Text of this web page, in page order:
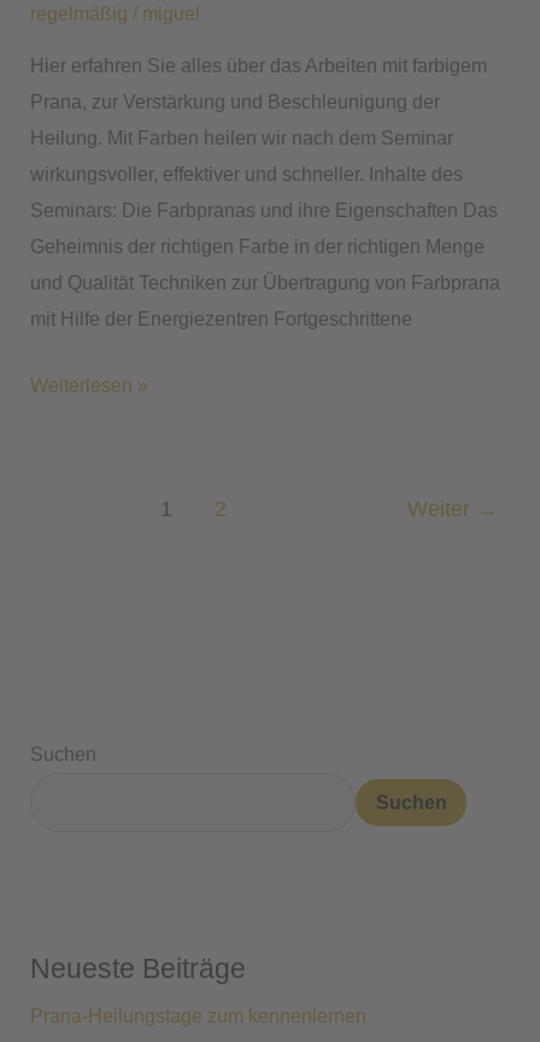
regelmäßig / miguel
Hier erfahren Sie alles über das Arbeiten mit farbigem
Prana, zur Verstärkung und Beschleunigung der
Heilung. Mit Farben heilen wir nach dem Seminar
wirkungsvoller, effektiver und schneller. Inhalte des
Seminars: Die Farbpranas und ihre Eigenschaften Das
Geheimnis der richtigen Farbe in der richtigen Menge
und Qualität Techniken zur Übertragung von Farbprana
mit Hilfe der Energiezentren Fortgeschrittene
Weiterlesen »
1 2 Weiter →
Suchen
Suchen
Neueste Beiträge
Prana-Heilungstage zum kennenlernen